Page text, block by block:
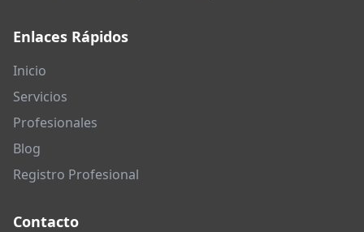
Enlaces Rápidos
Inicio
Servicios
Profesionales
Blog
Registro Profesional
Contacto